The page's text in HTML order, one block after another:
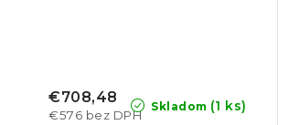
Skladom (1 ks)
€576 bez DPH
€708,48